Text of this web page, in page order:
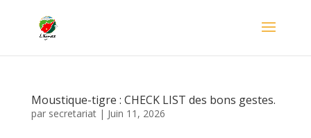
Moustique-tigre : CHECK LIST des bons gestes.
par secretariat| Juin 11, 2026